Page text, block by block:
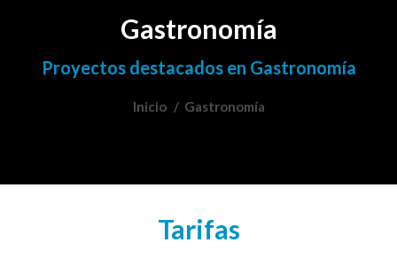
Gastronomía
Proyectos destacados en Gastronomía
Estás aquí:
Inicio Gastronomía
Tarifas